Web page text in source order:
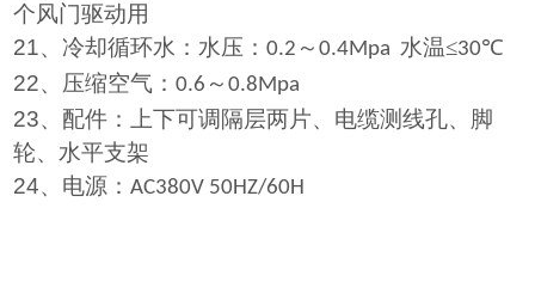
个风门驱动用
21、冷却循环水：水压：0.2 ～0.4Mpa水温≤30℃
22、压缩空气：0.6 ～0.8Mpa
23、配件：上下可调隔层两片、电缆测线孔、脚
轮、水平支架
24、电源：AC380V 50HZ/60H